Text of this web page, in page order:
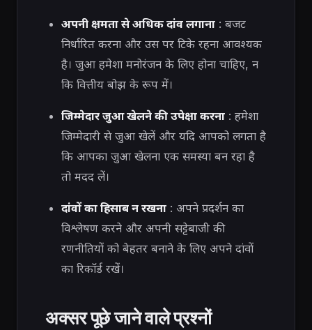
अपनी क्षमता से अधिक दांव लगाना: बजट
निर्धारित करना और उस पर टिके रहना आवश्यक
है। जुआ हमेशा मनोरंजन के लिए होना चाहिए, न
कि वित्तीय बोझ के रूप में।
जिम्मेदार जुआ खेलने की उपेक्षा करना: हमेशा
जिम्मेदारी से जुआ खेलें और यदि आपको लगता है
कि आपका जुआ खेलना एक समस्या बन रहा है
तो मदद लें।
दांवों का हिसाब न रखना: अपने प्रदर्शन का
विश्लेषण करने और अपनी सट्टेबाजी की
रणनीतियों को बेहतर बनाने के लिए अपने दांवों
का रिकॉर्ड रखें।
अक्सर पूछे जाने वाले प्रश्नों